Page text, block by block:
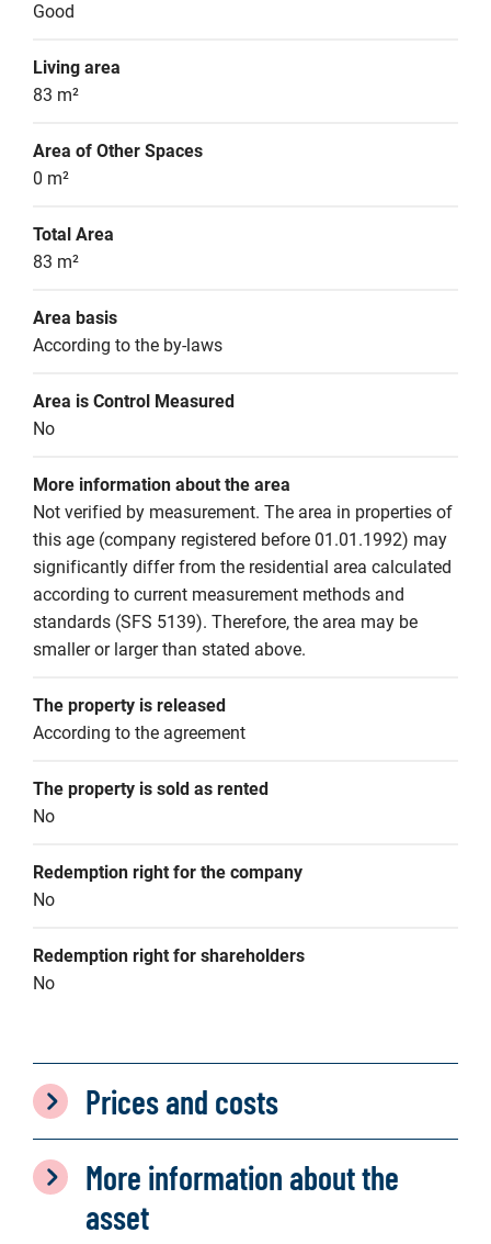
Good
Living area
83 m²
Area of Other Spaces
0 m²
Total Area
83 m²
Area basis
According to the by-laws
Area is Control Measured
No
More information about the area
Not verified by measurement. The area in properties of
this age (company registered before 01.01.1992) may
significantly differ from the residential area calculated
according to current measurement methods and
standards (SFS 5139). Therefore, the area may be
smaller or larger than stated above.
The property is released
According to the agreement
The property is sold as rented
No
Redemption right for the company
No
Redemption right for shareholders
No
Prices and costs
More information about the
asset